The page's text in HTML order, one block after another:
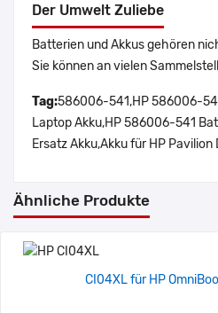
Der Umwelt Zuliebe
Batterien und Akkus gehören
Sie können an vielen
Tag:586006-541,HP 586006-
Laptop Akku,HP 586006-541
Ersatz Akku,Akku für HP Pavilion
Ähnliche Produkte
CI04XL für HP